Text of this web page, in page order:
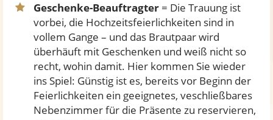
Geschenke-Beauftragter = Die Trauung ist
vorbei, die Hochzeitsfeierlichkeiten sind in
vollem Gange – und das Brautpaar wird
überhäuft mit Geschenken und weiß nicht so
recht, wohin damit. Hier kommen Sie wieder
ins Spiel: Günstig ist es, bereits vor Beginn der
Feierlichkeiten ein geeignetes, veschließbares
Nebenzimmer für die Präsente zu reservieren,